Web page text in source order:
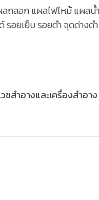
ถลอก แผลไฟไหม้ แผลน้
อยเย็บ รอยดำ จุดด่างด
วชสำอางและเครื่องสำอาง